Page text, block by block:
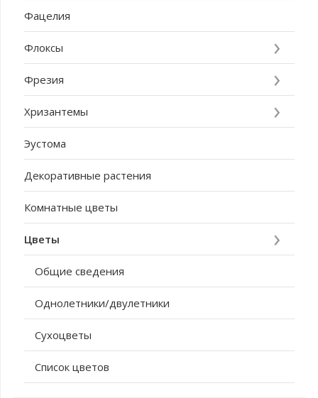
Фацелия
Флоксы
Фрезия
Хризантемы
Эустома
Декоративные растения
Комнатные цветы
Цветы
Общие сведения
Однолетники/двулетники
Сухоцветы
Список цветов